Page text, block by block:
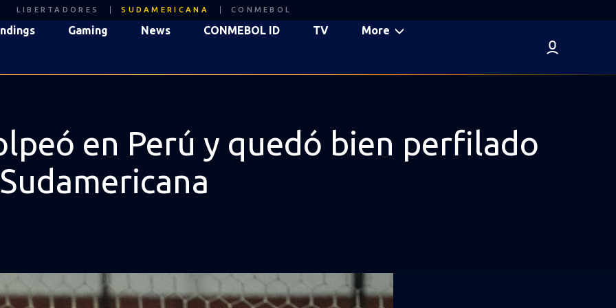
LIBERTADORES SUDAMERICANA CONMEBOL
Gaming News CONMEBOL ID TV More
en Perú y quedó bien perfilado